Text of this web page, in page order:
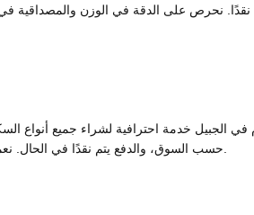
نحرص على الدقة في الوزن والمصداقية
في الجبيل خدمة احترافية لشراء جميع أنواع